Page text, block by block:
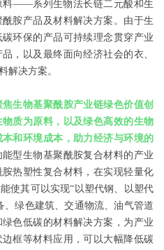
料——系列生物法长链二元酸和生
胺产品及材料解决方案。由于生
环保的产品可持续理念贯穿产业
，以及最终面向经济社会的衣、
解决方案。
生物基聚酰胺产业链绿色价值创
质为原料，以及绿色高效的生物
和环境成本，助力经济与环境的
型生物基聚酰胺复合材料的产业
热塑性复合材料，在实现轻量化
使其可以实现“以塑代钢、以塑代
、绿色建筑、交通物流、油气管道
色低碳的材料解决方案，为产业
框等材料应用，可以大幅降低碳